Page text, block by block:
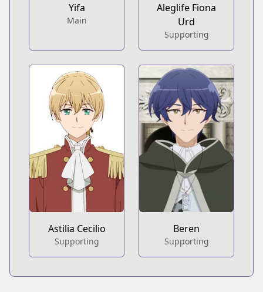
Yifa
Main
Aleglife Fiona
Urd
Supporting
Astilia Cecilio
Supporting
Beren
Supporting